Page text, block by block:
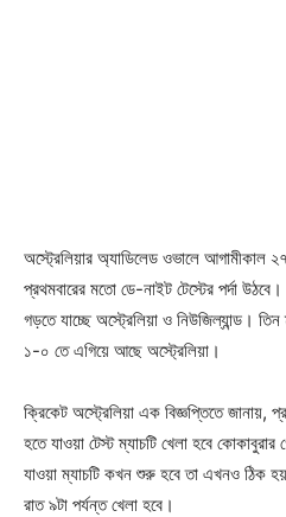
অস্ট্রেলিয়ার অ্যাডিলেড ওভালে আগামীকাল
প্রথমবারের মতো ডে-নাইট টেস্টের পর্দা
গড়তে যাচ্ছে অস্ট্রেলিয়া ও নিউজিল্যান্ড।
১-০ তে এগিয়ে আছে অস্ট্রেলিয়া।
ক্রিকেট অস্ট্রেলিয়া এক বিজ্ঞপ্তিতে জানায়,
হতে যাওয়া টেস্ট ম্যাচটি খেলা হবে
যাওয়া ম্যাচটি কখন শুরু হবে তা এখনও ঠিক
রাত ৯টা পর্যন্ত খেলা হবে।